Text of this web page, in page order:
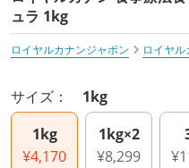
ュラ 1kg
ロイヤルカナンジャポン
ロイヤ
サイズ： 1kg
1kg
¥4,170
1kg×2
¥8,299